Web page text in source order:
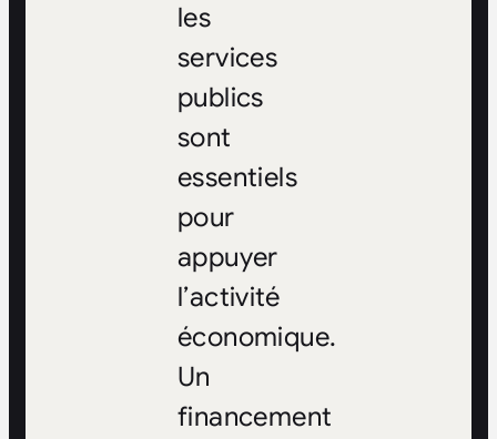
les
services
publics
sont
essentiels
pour
appuyer
l’activité
économique.
Un
financement